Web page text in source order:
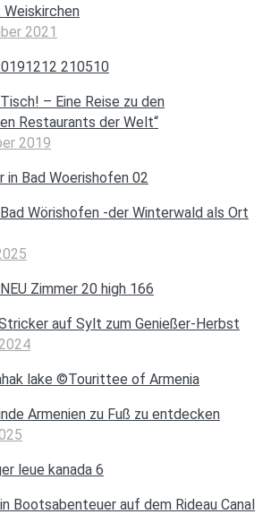
2021
– Eine Reise zu den
Restaurants der Welt“
2019
Wörishofen -der Winterwald als Ort
auf Sylt zum Genießer-Herbst
Armenien zu Fuß zu entdecken
Bootsabenteuer auf dem Rideau Canal